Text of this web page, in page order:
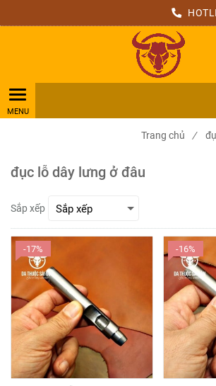
Trang chủ /
đục lỗ dây lưng ở đâu
Sắp xếp
-17% -16%